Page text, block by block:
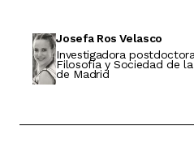
Josefa Ros Velasco
Investigadora
Filosofía y Sociedad de
de Madrid